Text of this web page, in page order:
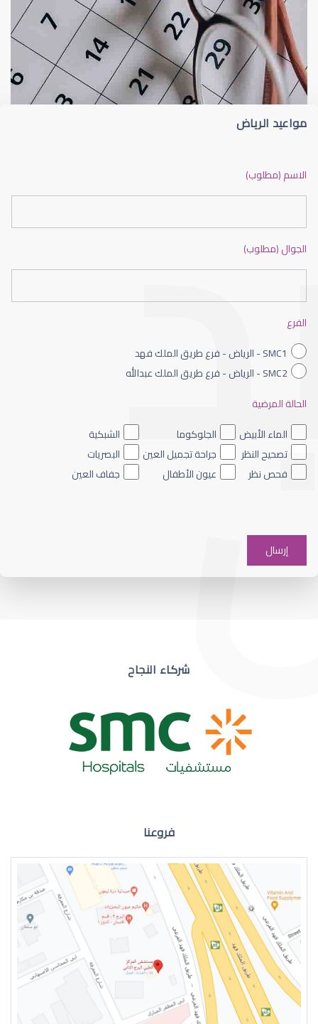
قلوبال لرعاية العين ضعف نظر
ضعف نظر الاطفال
ضعف نظر العين اليسرى
ضعف نظر مفاجئ
ضعف نظر في العين اليسرى
مواعيد الرياض
الاسم (مطلوب)
الجوال (مطلوب)
الفرع
SMC1 - الرياض - فرع طريق الملك فهد
SMC2 - الرياض - فرع طريق الملك عبدالله
الحالة المرضية
الماء الأبيض
الجلوكوما
الشبكية
تصحيح النظر
جراحة تجميل العين
البصريات
فحص نظر
عيون الأطفال جفاف العين
شركاء النجاح
فروعنا